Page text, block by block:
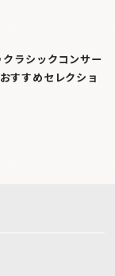
ラシックコンサー
すすめセレクショ